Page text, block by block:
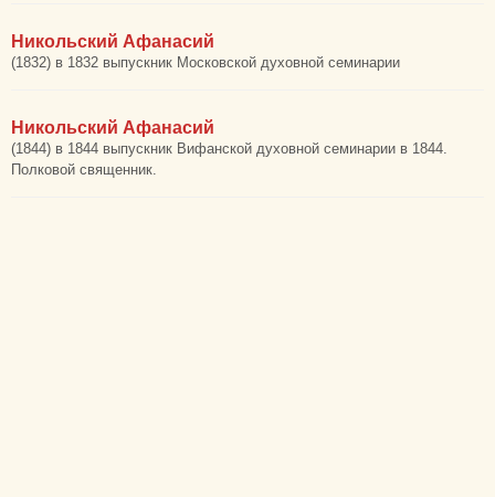
Никольский Афанасий
(1832) в 1832 выпускник Московской духовной семинарии
Никольский Афанасий
(1844) в 1844 выпускник Вифанской духовной семинарии в 1844.
Полковой священник.